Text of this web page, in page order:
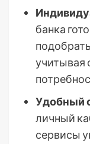
банка
учитывая
Удобный
личный
сервисы